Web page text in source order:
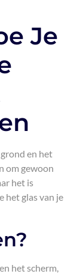
Je
en het
om gewoon
het is
het glas van je
het scherm,